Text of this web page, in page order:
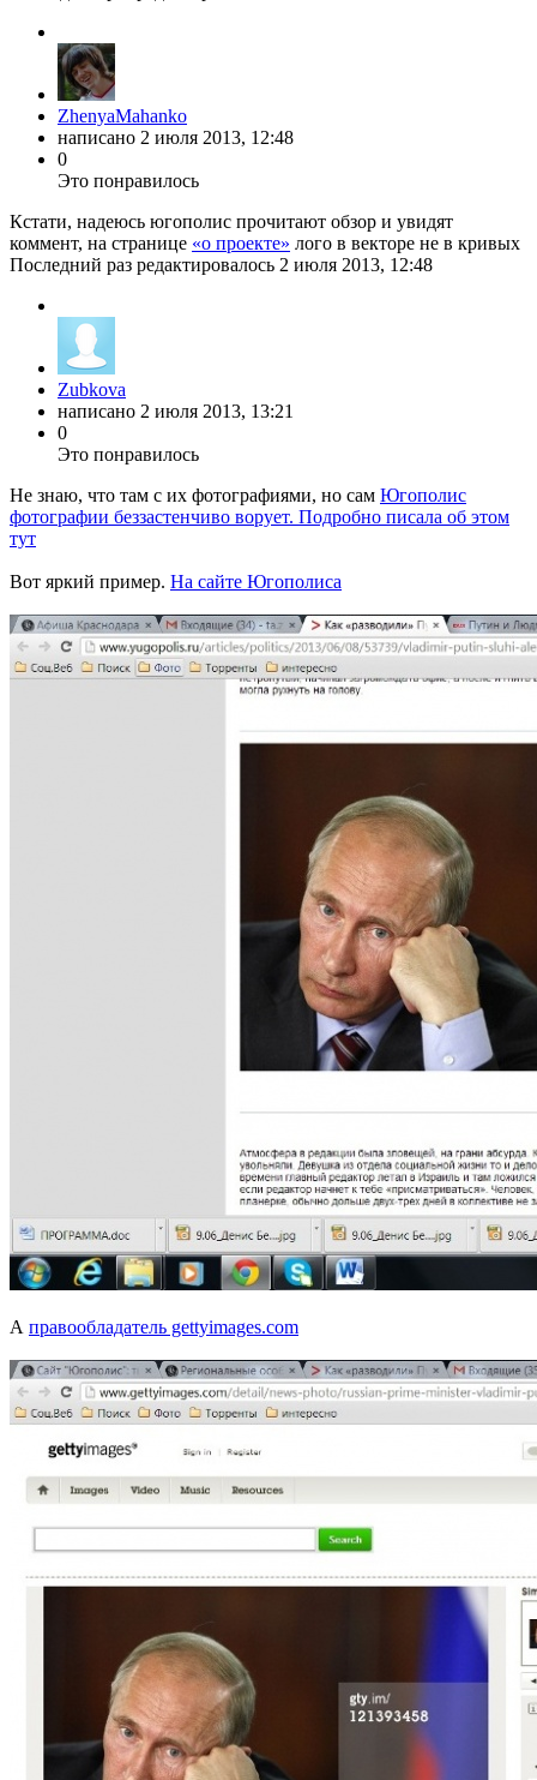
ZhenyaMahanko
написано 2 июля 2013, 12:48
0
Это понравилось
Кстати, надеюсь югополис прочитают обзор и увидят
коммент, на странице «о проекте» лого в векторе не в кривых
Последний раз редактировалось 2 июля 2013, 12:48
Zubkova
написано 2 июля 2013, 13:21
0
Это понравилось
Не знаю, что там с их фотографиями, но сам Югополис
фотографии беззастенчиво ворует. Подробно писала об этом
тут
Вот яркий пример. На сайте Югополиса
А правообладатель gettyimages.com